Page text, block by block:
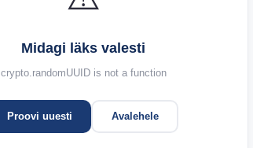
Midagi läks valesti
crypto.randomUUID is not a function
Proovi uuesti Avalehele